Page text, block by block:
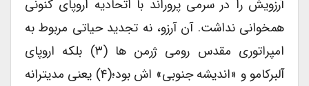
آرزویش را در سرمی پروراند با اتحادیه اروپای کنونی
همخوانی نداشت. آن آرزو، نه تجدید حیاتی مربوط به
امپراتوری مقدس رومی ژرمن ها (۳) بلکه اروپای
آلبرکامو و «اندیشه جنوبی» اش بود؛(۴) یعنی مدیترانه